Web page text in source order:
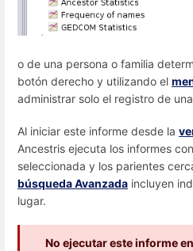
o de una persona o familia
botón derecho y utilizando el
administrar solo el registro de
Al iniciar este informe desde la
Ancestris ejecuta los informes
seleccionada y los parientes
búsqueda Avanzada incluyen
lugar.
No ejecutar este informe